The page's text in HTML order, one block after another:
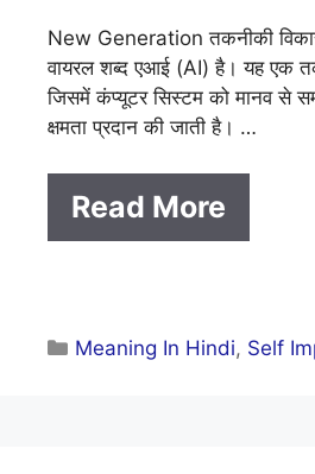
New Generation तकनीकी
वायरल शब्द एआई (AI) है। यह एक
जिसमें कंप्यूटर सिस्टम को मानव से
क्षमता प्रदान की जाती है। …
Read More
Categories
Meaning In Hindi, Self